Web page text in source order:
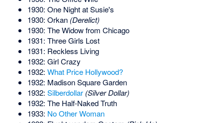
1930: One Night at Susie's
1930: Orkan (Derelict)
1930: The Widow from Chicago
1931: Three Girls Lost
1931: Reckless Living
1932: Girl Crazy
1932: What Price Hollywood?
1932: Madison Square Garden
1932: Silberdollar (Silver Dollar)
1932: The Half-Naked Truth
1933: No Other Woman